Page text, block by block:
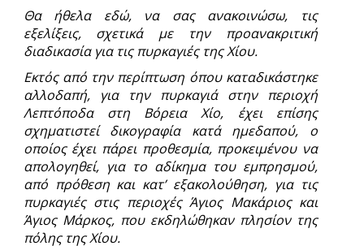
Θα ήθελα εδώ, να σας ανακοινώσω, τις
εξελίξεις, σχετικά με την προανακριτική
διαδικασία για τις πυρκαγιές της Χίου.
Εκτός από την περίπτωση όπου καταδικάστηκε
αλλοδαπή, για την πυρκαγιά στην περιοχή
Λεπτόποδα στη Βόρεια Χίο, έχει επίσης
σχηματιστεί δικογραφία κατά ημεδαπού, ο
οποίος έχει πάρει προθεσμία, προκειμένου να
απολογηθεί, για το αδίκημα του εμπρησμού,
από πρόθεση και κατ’ εξακολούθηση, για τις
πυρκαγιές στις περιοχές Άγιος Μακάριος και
Άγιος Μάρκος, που εκδηλώθηκαν πλησίον της
πόλης της Χίου.